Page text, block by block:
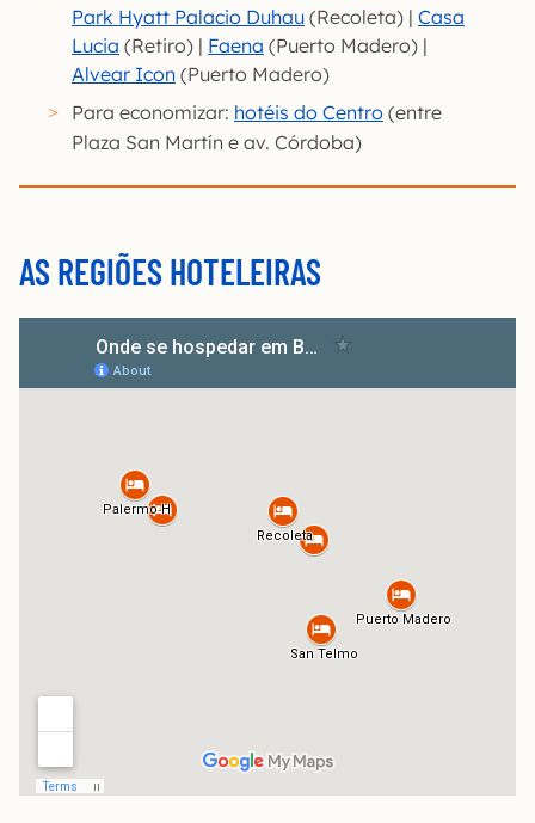
Park Hyatt Palacio Duhau (Recoleta) | Casa
Lucia (Retiro) | Faena (Puerto Madero) |
Alvear Icon (Puerto Madero)
Para economizar: hotéis do Centro (entre
Plaza San Martín e av. Córdoba)
AS REGIÕES HOTELEIRAS